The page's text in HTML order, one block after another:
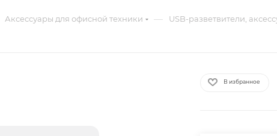
Аксессуары для офисной техники — USB-разветвители,
В избранное